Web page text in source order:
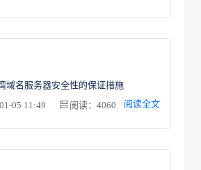
域名服务器安全性的保证措施
05 11:49
阅读：4060 阅读全文